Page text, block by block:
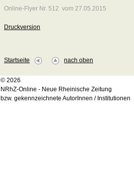
Online-Flyer Nr. 512 vom 27.05.2015
Druckversion
Startseite nach oben
© 2026
NRhZ-Online - Neue Rheinische Zeitung
bzw. gekennzeichnete AutorInnen / Institutionen